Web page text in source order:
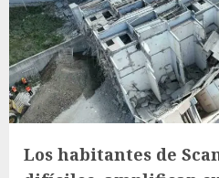
Los habitantes de